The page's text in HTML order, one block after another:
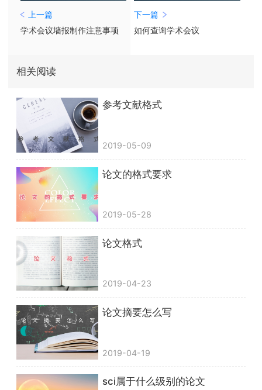
上一篇
学术会议墙报制作注意事项
下一篇
如何查询学术会议
相关阅读
参考文献格式
2019-05-09
论文的格式要求
2019-05-28
论文格式
2019-04-23
论文摘要怎么写
2019-04-19
sci属于什么级别的论文